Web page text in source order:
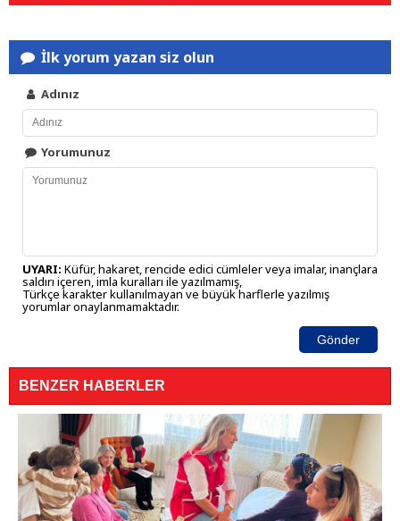
İlk yorum yazan siz olun
Adınız
Yorumunuz
UYARI: Küfür, hakaret, rencide edici cümleler veya imalar, inançlara
saldırı içeren, imla kuralları ile yazılmamış,
Türkçe karakter kullanılmayan ve büyük harflerle yazılmış
yorumlar onaylanmamaktadır.
Gönder
BENZER HABERLER